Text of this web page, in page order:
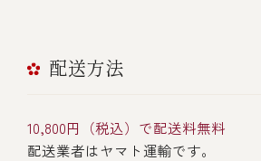
配送方法
10,800円（税込）で配送料無料
配送業者はヤマト運輸です。